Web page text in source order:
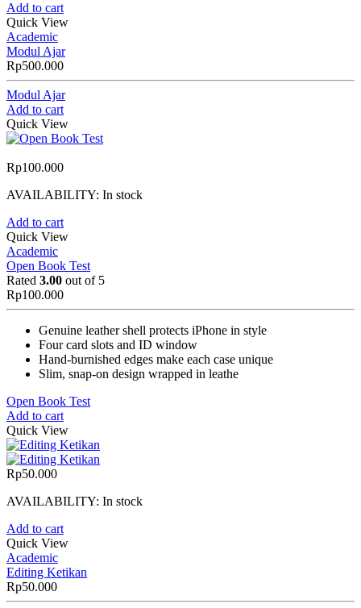
Add to cart
Quick View
Academic
Modul Ajar
Rp500.000
Modul Ajar
Add to cart
Quick View
Rp100.000
AVAILABILITY: In stock
Add to cart
Quick View
Academic
Open Book Test
Rated 3.00 out of 5
Rp100.000
Genuine leather shell protects iPhone in style
Four card slots and ID window
Hand-burnished edges make each case unique
Slim, snap-on design wrapped in leathe
Open Book Test
Add to cart
Quick View
Rp50.000
AVAILABILITY: In stock
Add to cart
Quick View
Academic
Editing Ketikan
Rp50.000